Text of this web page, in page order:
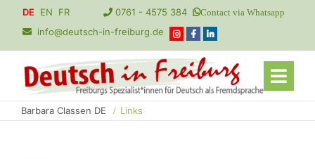
DE EN FR 0761 - 4575 384 Navigation
Contact via Whatsapp
info@deutsch-in-freiburg.de
Barbara Classen DE Links